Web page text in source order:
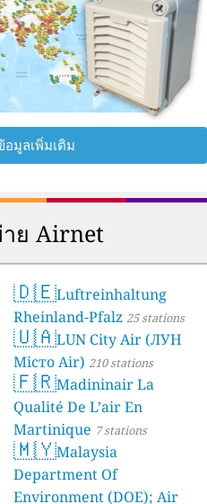
มูลเพิ่มเติม
ย Airnet
🇩🇪Luftreinhaltung
Rheinland-Pfalz 25 stations
🇺🇦LUN City Air (ЛУН
Місто Air) 210 stations
🇫🇷Madininair La
Qualité De L’air En
Martinique 7 stations
🇲🇾Malaysia
Department Of
Environment (DOE); Air